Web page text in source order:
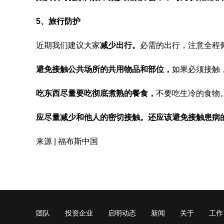
5、旅行防护
近期我们建议大家减少出行。 必需的出行，注意全程
避免接触公共场所的共用物品和部位， 如果必须接触
吃东西尽量要吃彻底煮熟的餐食， 不要吃生冷的食物
应尽量减少和他人的密切接触。还应该避免接触患病
来源 | 福布斯中国
团队 投资企业 启明动态 新闻 关于 工作